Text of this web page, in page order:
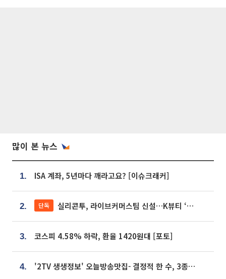
많이 본 뉴스
1. ISA 계좌, 5년마다 깨라고요? [이슈크래커]
2. 단독 실리콘투, 라이브커머스팀 신설…K뷰티 ‘글로벌 판매망’ 확대[K뷰티 라방戰]
3. 코스피 4.58% 하락, 환율 1420원대 [포토]
4. '2TV 생생정보' 오늘방송맛집- 결정적 한 수, 3종 메밀면! 메밀 소바 맛집 '의○○○○'